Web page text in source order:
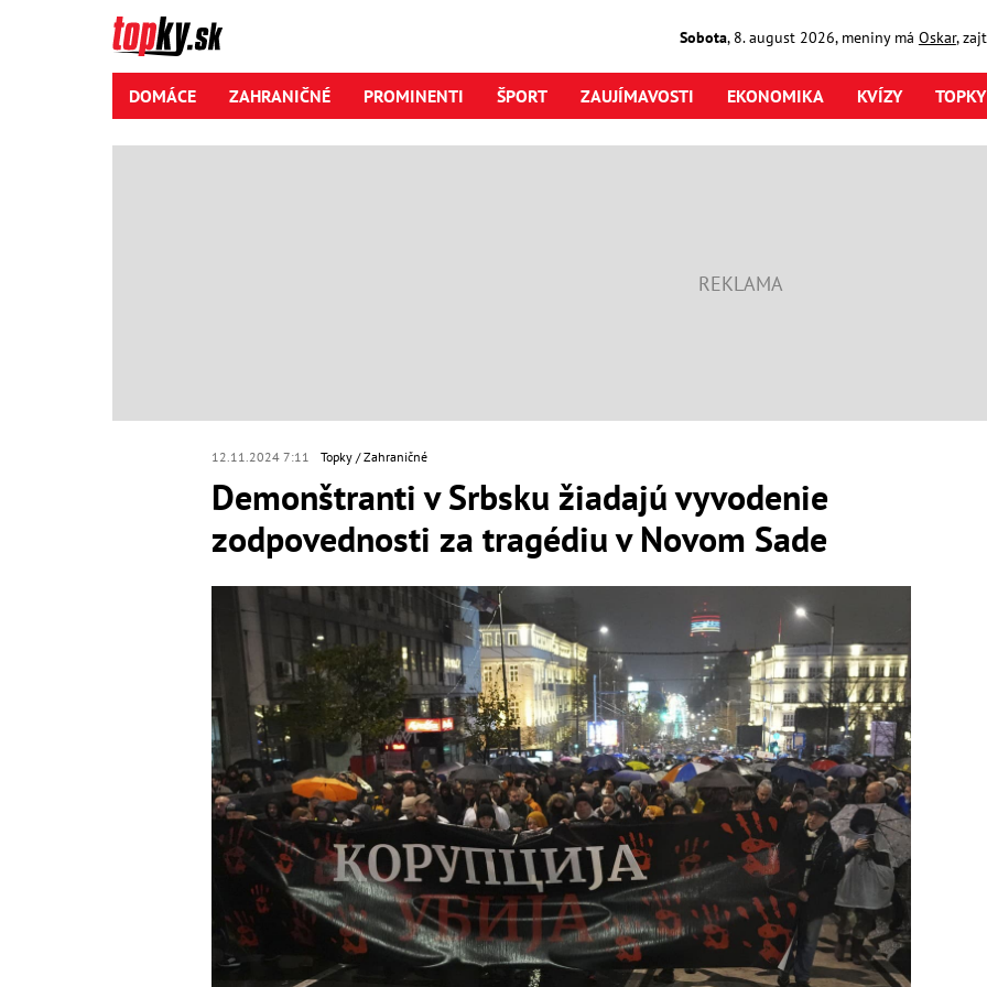
Sobota, 8. august2026, meniny má Oskar,
DOMÁCE ZAHRANIČNÉ PROMINENTI ŠPORT ZAUJÍMAVOSTI EKONOMIKA KVÍZY
12.11.2024 7:11 Topky Zahraničné
Demonštranti v Srbsku žiadajú vyvodenie
zodpovednosti za tragédiu v Novom Sade